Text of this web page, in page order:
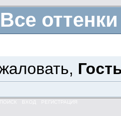
ВХОД РЕГИСТРАЦИЯ